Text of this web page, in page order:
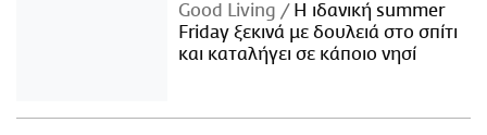
Good Living
Η ιδανική summer
Friday ξεκινά με δουλειά στο σπίτι
και καταλήγει σε κάποιο νησί